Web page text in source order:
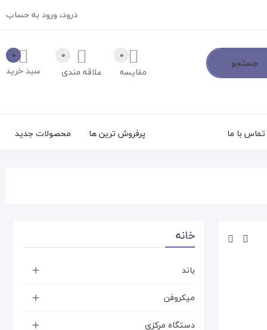
درود، ورود به حساب
جستجو
0
سبد خرید علاقه مندی
0
مقایسه
0
تماس با ما محصولات جدید پرفروش ترین ها
خانه
باند 
میکروفن 
دستگاه مرکزی 